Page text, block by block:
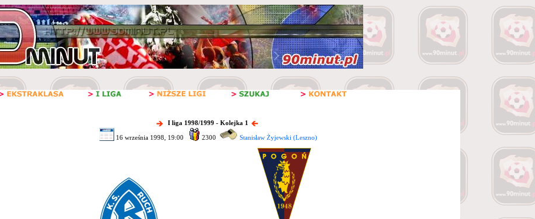
I liga 1998/1999 - Kolejka 1
16 września 1998, 19:00 2300 Stanisław Żyjewski (Leszno)